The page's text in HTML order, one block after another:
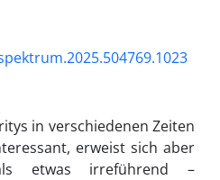
in verschiedenen Zeiten
erweist sich aber
etwas irreführend –